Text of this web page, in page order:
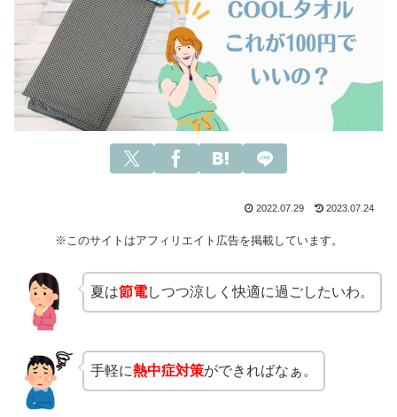
2022.07.29 2023.07.24
※このサイトはアフィリエイト広告を掲載しています。
夏は節電しつつ涼しく快適に過ごしたいわ。
手軽に熱中症対策ができればなぁ。